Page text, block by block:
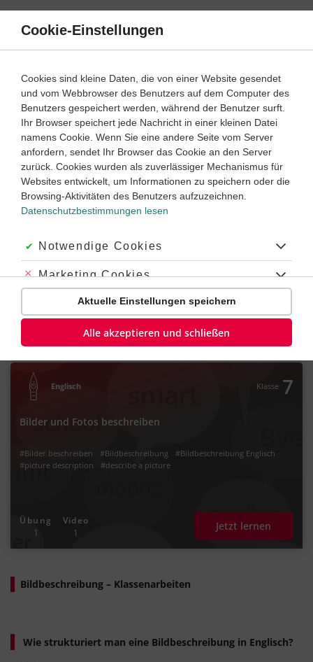
Direkt
Inhalt
Wie strukturiert man eine Bildbeschreibung in Englisch?
Wie bereitet man eine Bildbeschreibung auf Englisch für eine mündliche Prüfung
vor?
Wie löst man englische Bildbeschreibungsübungen?
DieBildbeschreibung ist eine Artbeschreibende
Textanalyse.Sie ist eine informierende,sachbetonte
wirklichkeitsnaheDarstellungsform. Sie dient dazu,
einem Cartoon oder einer Abbildung
In den folgenden Lerninhalten zeigen wir dir schrittweise, wie
du deine eigeneBildbeschreibungverfassen kannst. Bist du
schon fit genug, dann nimm dir gern eine Klassenarbeit und
teste dich selbst.
Bildbeschreibung – Lernwege
Englisch Klasse 7
Bilder und Fotos beschreiben
#Bilder beschreiben #Bildbeschreibung
#Bildbeschreibung Englisch
#picture description
#describe a picture
Übung
1
Video
1
Jetzt lernen
Bildbeschreibung – Klassenarbeiten
Wie strukturiert man eine Bildbeschreibung in Englisch?
Cookie-Einstellungen
Cookies sind kleine Daten, die von einer Website gesendet
und vom Webbrowser des Benutzers auf dem Computer des
Benutzers gespeichert werden, während der Benutzer surft.
Ihr Browser speichert jede Nachricht in einer kleinen Datei
namens Cookie. Wenn Sie eine andere Seite vom Server
anfordern, sendet Ihr Browser das Cookie an den Server
zurück. Cookies wurden als zuverlässiger Mechanismus für
Websites entwickelt, um Informationen zu speichern oder die
Browsing-Aktivitäten des Benutzers aufzuzeichnen.
Datenschutzbestimmungen lesen
Akzeptiert:
Notwendige Cookies
Abgelehnt:
Marketing Cookies
Abgelehnt:
Personalisierungs-Cookies
Aktuelle Einstellungen speichern
Alle akzeptieren und schließen